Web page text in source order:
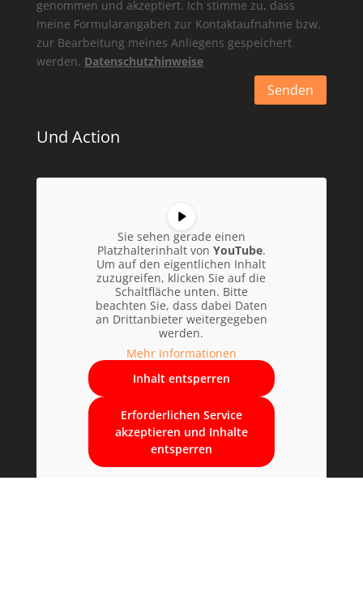
genommen und akzeptiert. Ich stimme zu, dass
meine Formularangaben zur Kontaktaufnahme bzw.
zur Bearbeitung meines Anliegens gespeichert
werden. Datenschutzhinweise
Senden
Und Action
Sie sehen gerade einen
Platzhalterinhalt von YouTube.
Um auf den eigentlichen Inhalt
zuzugreifen, klicken Sie auf die
Schaltfläche unten. Bitte
beachten Sie, dass dabei Daten
an Drittanbieter weitergegeben
werden.
Mehr Informationen
Inhalt entsperren
Erforderlichen Service
akzeptieren und Inhalte
entsperren